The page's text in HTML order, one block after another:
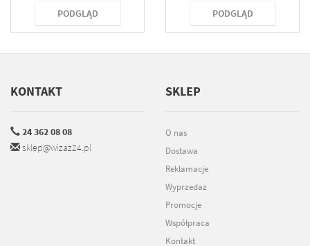
PODGLĄD PODGLĄD
KONTAKT
24 362 08 08
sklep@wizaz24.pl
SKLEP
O nas
Dostawa
Reklamacje
Wyprzedaż
Promocje
Współpraca
Kontakt